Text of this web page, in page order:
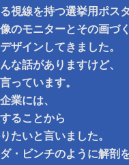
視線を持つ選挙用ポス
のモニターとその画づ
ザインしてきました。
な話がありますけど、
っています。
業には、
ることから
たいと言いました。
・ビンチのように解剖